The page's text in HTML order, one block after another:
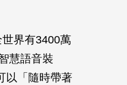
界有3400萬
慧語音裝
以「隨時帶著